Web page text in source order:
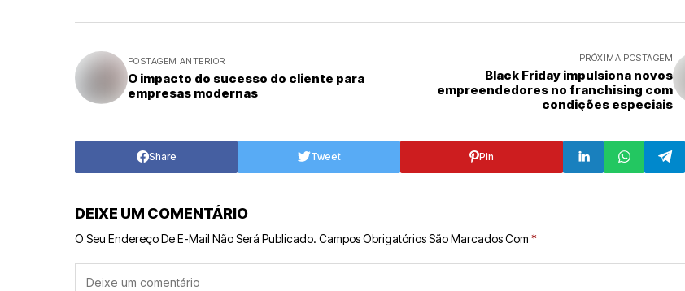
POSTAGEM ANTERIOR
O impacto do sucesso do cliente para
empresas modernas
PRÓXIMA POSTAGEM
Black Friday impulsiona novos
empreendedores no franchising com
condições especiais
Share Tweet Pin
DEIXE UM COMENTÁRIO
O Seu Endereço De E-Mail Não Será Publicado. Campos Obrigatórios São Marcados Com *